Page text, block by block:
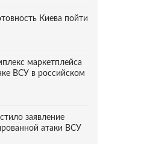
Киева пойти
маркетплейса
ВСУ в российском
заявление
атаки ВСУ